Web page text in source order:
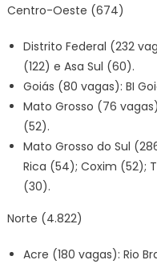
Centro-Oeste (674)
Distrito Federal (232
(122) e Asa Sul (60).
Goiás (80 vagas): BI
Mato Grosso (76
(52).
Mato Grosso do Sul
Rica (54); Coxim (52);
(30).
Norte (4.822)
Acre (180 vagas): Rio